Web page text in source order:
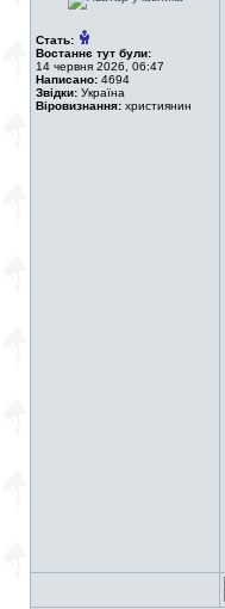
Стать:
Востаннє тут були:
14 червня 2026, 06:47
Написано: 4694
Звідки: Україна
Віровизнання: християнин